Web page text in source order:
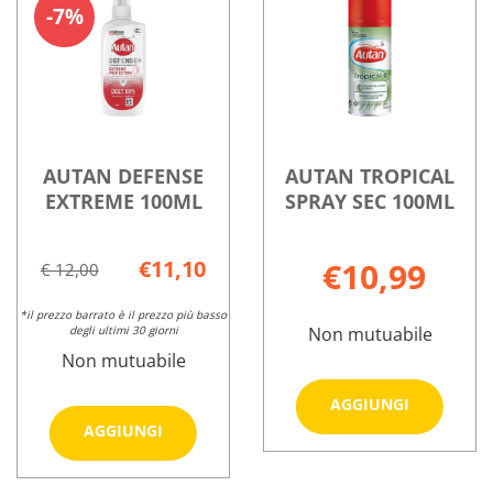
SPRAY
75ML non
è
disponibile
EXTREME
SPRAY
75ML
FAMILY
SPRAY
75ML non
è
NEO
FAMILY
SPRAY
75ML
AUTAN DEFENSE
EXTREME 100ML
7%
€ 12,00 €11,10
*il prezzo barrato è il prezzo più basso
degli ultimi 30 giorni
Non mutuabile
AGGIUNGI
Aggiungi AUTAN
DEFENSE
EXTREME
AUTAN TROPICAL
SPRAY SEC 100ML
€10,99
Non mutuabile
AGGIUNGI
Aggiungi
TROPICAL
SPRAY